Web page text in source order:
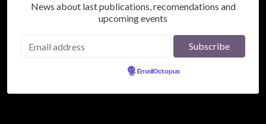
News about last publications, recomendations and
upcoming events
EmailOctopus